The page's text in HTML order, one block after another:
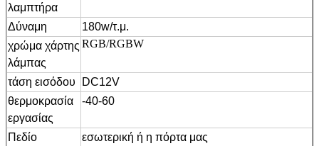
λαμπτήρα
Δύναμη
180w/τ.μ.
χρώμα χάρτης
λάμπας
RGB/RGBW
τάση εισόδου
DC12V
θερμοκρασία
εργασίας
-40-60
Πεδίο
εσωτερική ή η πόρτα μας